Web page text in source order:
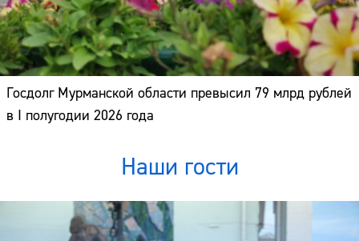
Госдолг Мурманской области превысил 79 млрд рублей
в I полугодии 2026 года
Наши гости